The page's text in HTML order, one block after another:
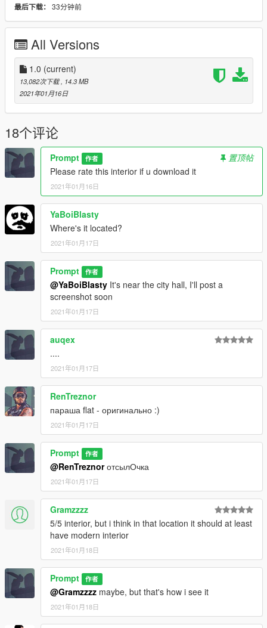
- You may use this interior freely, I would appreciate some form
of credit, however, is not mandatory to do so.
websites, sharing with your friends etc, is of course acceptable.
And lastly, have a nice day! Hope you enjoy!
Credits: Prompt
Russian:
Дарова еще раз, инту вам закинул тут, не забудьте
поставить 5 звезд и лайкнуть.
Rage: Закиньте папку в dlc_packs на своем сервере да и все
вроде
FIVEM: Просто кидаете файл в сервер сайд своего сервера
и разберитесь с .lua файлом, если он не подходит к вашему
серверу.
Discord - https://discord.gg/wrYZspTzPb
最后下载： 33分钟前
All Versions
1.0 (current)
13,082次下载, 14.3 MB
2021年01月16日
18个评论
Prompt 作者
置顶帖
Please rate this interior if u download it
2021年01月16日
YaBoiBlasty
Where's it located?
2021年01月17日
Prompt 作者
@YaBoiBlasty It's near the city hall, I'll post a
screenshot soon
2021年01月17日
auqex
....
2021年01月17日
RenTreznor
параша flat - оригинально :)
2021年01月17日
Prompt 作者
@RenTreznorотсылОчка
2021年01月17日
Gramzzzz
5/5 interior, but i think in that location it should at least
have modern interior
2021年01月18日
Prompt 作者
@Gramzzzz maybe, but that's how i see it
2021年01月18日